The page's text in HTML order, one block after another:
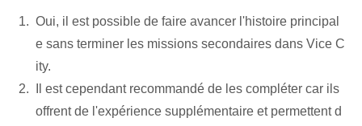
Oui, il est possible de faire avancer l'histoire principal
e sans terminer les missions secondaires dans Vice C
ity.
Il est cependant recommandé de les compléter car ils
offrent de l'expérience supplémentaire et permettent d